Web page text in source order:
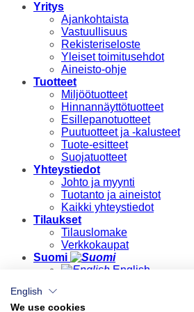
Yritys
Ajankohtaista
Vastuullisuus
Rekisteriseloste
Yleiset toimitusehdot
Aineisto-ohje
Tuotteet
Miljöötuotteet
Hinnannäyttötuotteet
Esillepanotuotteet
Puutuotteet ja -kalusteet
Tuote-esitteet
Suojatuotteet
Yhteystiedot
Johto ja myynti
Tuotanto ja aineistot
Kaikki yhteystiedot
Tilaukset
Tilauslomake
Verkkokaupat
Suomi
English
English
We use cookies